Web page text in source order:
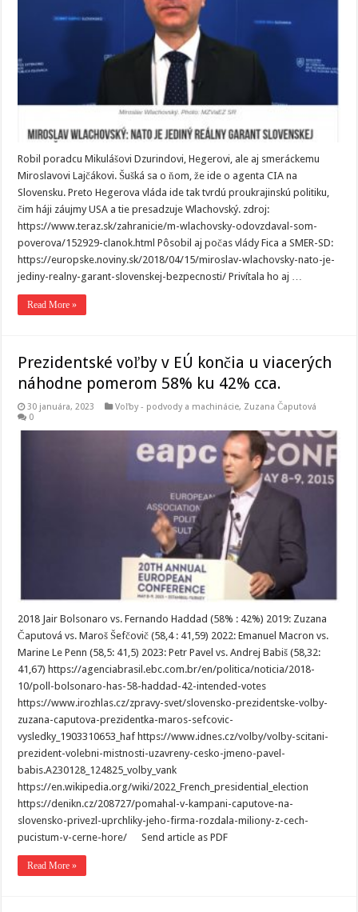
Robil poradcu Mikulášovi Dzurindovi, Hegerovi, ale aj smeráckemu
Miroslavovi Lajčákovi. Šušká sa o ňom, že ide o agenta CIA na
Slovensku. Preto Hegerova vláda ide tak tvrdú proukrajinskú politiku,
čim háji záujmy USA a tie presadzuje Wlachovský. zdroj:
https://www.teraz.sk/zahranicie/m-wlachovsky-odovzdaval-som-
poverova/152929-clanok.html Pôsobil aj počas vlády Fica a SMER-SD:
https://europske.noviny.sk/2018/04/15/miroslav-wlachovsky-nato-je-
jediny-realny-garant-slovenskej-bezpecnosti/ Privítala ho aj …
Read More »
Prezidentské voľby v EÚ končia u viacerých
náhodne pomerom 58% ku 42% cca.
30 januára, 2023 Voľby - podvody a machinácie, Zuzana Čaputová
0
2018 Jair Bolsonaro vs. Fernando Haddad (58% : 42%) 2019: Zuzana
Čaputová vs. Maroš Šefčovič (58,4 : 41,59) 2022: Emanuel Macron vs.
Marine Le Penn (58,5: 41,5) 2023: Petr Pavel vs. Andrej Babiš (58,32:
41,67) https://agenciabrasil.ebc.com.br/en/politica/noticia/2018-
10/poll-bolsonaro-has-58-haddad-42-intended-votes
https://www.irozhlas.cz/zpravy-svet/slovensko-prezidentske-volby-
zuzana-caputova-prezidentka-maros-sefcovic-
vysledky_1903310653_haf https://www.idnes.cz/volby/volby-scitani-
prezident-volebni-mistnosti-uzavreny-cesko-jmeno-pavel-
babis.A230128_124825_volby_vank
https://en.wikipedia.org/wiki/2022_French_presidential_election
https://denikn.cz/208727/pomahal-v-kampani-caputove-na-
slovensko-privezl-uprchliky-jeho-firma-rozdala-miliony-z-cech-
pucistum-v-cerne-hore/ Send article as PDF
Read More »